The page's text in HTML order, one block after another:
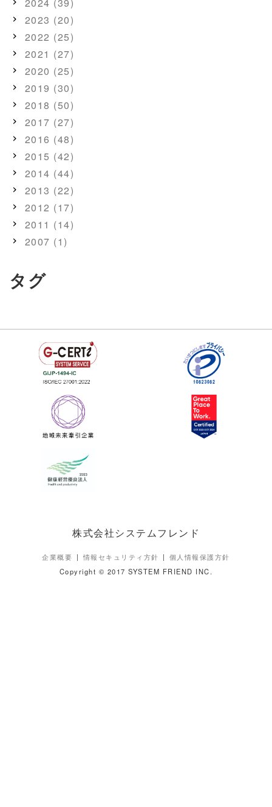
2023 (20)
2022 (25)
2021 (27)
2020 (25)
2019 (30)
2018 (50)
2017 (27)
2016 (48)
2015 (42)
2014 (44)
2013 (22)
2012 (17)
2011 (14)
2007 (1)
タグ
株式会社システムフレンド
企業概要 情報セキュリティ方針
個人情報保護方針
Copyright © 2017 SYSTEM FRIEND INC.